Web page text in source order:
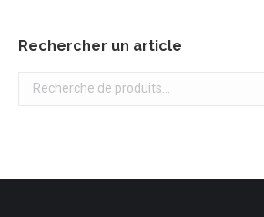
Rechercher un article